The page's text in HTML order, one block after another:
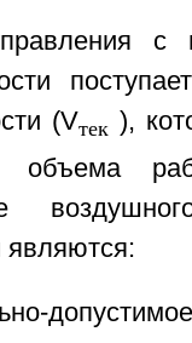
с
(Vтек ),
объема
являются: